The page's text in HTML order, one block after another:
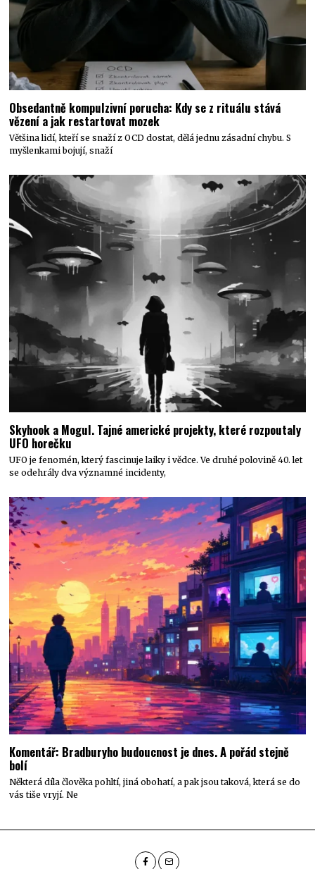
Obsedantně kompulzivní porucha: Kdy se z rituálu stává
vězení a jak restartovat mozek
Většina lidí, kteří se snaží z OCD dostat, dělá jednu zásadní chybu. S
myšlenkami bojují, snaží
Skyhook a Mogul. Tajné americké projekty, které rozpoutaly
UFO horečku
UFO je fenomén, který fascinuje laiky i vědce. Ve druhé polovině 40. let
se odehrály dva významné incidenty,
Komentář: Bradburyho budoucnost je dnes. A pořád stejně
bolí
Některá díla člověka pohltí, jiná obohatí, a pak jsou taková, která se do
vás tiše vryjí. Ne